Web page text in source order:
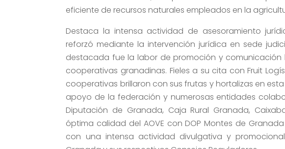
eficiente de recursos naturales empleados en la
Destaca la intensa actividad de asesoramiento
reforzó mediante la intervención jurídica en sede
destacada fue la labor de promoción y
cooperativas granadinas. Fieles a su cita con Fruit
cooperativas brillaron con sus frutas y hortalizas en
apoyo de la federación y numerosas entidades
Diputación de Granada, Caja Rural Granada,
óptima calidad del AOVE con DOP Montes de
con una intensa actividad divulgativa y